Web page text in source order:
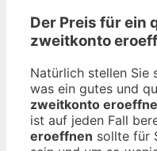
Der Preis für ein
zweitkonto
Natürlich stellen Sie
was ein gutes und
zweitkonto
ist auf jeden Fall
eroeffnen sollte für